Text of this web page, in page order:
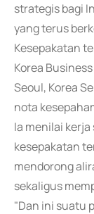
strategis bagi
yang terus
Kesepakatan
Korea
Seoul, Korea
nota
Ia menilai
kesepakatan
mendorong
sekaligus
"Dan ini suatu